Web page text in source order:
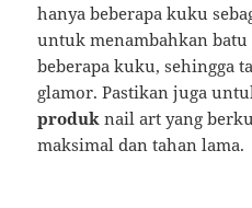
hanya beberapa kuku
untuk menambahkan
beberapa kuku, sehingga
glamor. Pastikan juga
produk nail art yang
maksimal dan tahan lama.